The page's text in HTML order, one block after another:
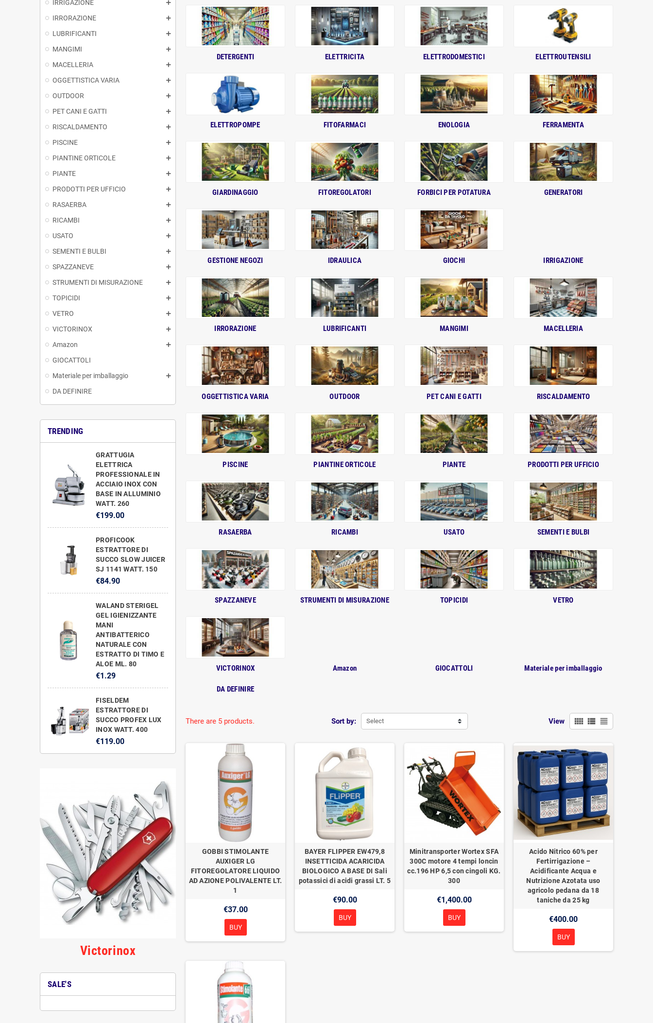
IRRIGAZIONE
IRRORAZIONE
LUBRIFICANTI
MANGIMI
MACELLERIA
OGGETTISTICA VARIA
OUTDOOR
PET CANI E GATTI
RISCALDAMENTO
PISCINE
PIANTINE ORTICOLE
PIANTE
PRODOTTI PER UFFICIO
RASAERBA
RICAMBI
USATO
SEMENTI E BULBI
SPAZZANEVE
STRUMENTI DI MISURAZIONE
TOPICIDI
VETRO
VICTORINOX
Amazon
GIOCATTOLI
Materiale per imballaggio
DA DEFINIRE
TRENDING
GRATTUGIA
ELETTRICA
PROFESSIONALE IN
ACCIAIO INOX CON
BASE IN ALLUMINIO
WATT. 260
€199.00
PROFICOOK
ESTRATTORE DI
SUCCO SLOW JUICER
SJ 1141 WATT. 150
€84.90
WALAND STERIGEL
GEL IGIENIZZANTE
MANI
ANTIBATTERICO
NATURALE CON
ESTRATTO DI TIMO E
ALOE ML. 80
€1.29
FISELDEM
ESTRATTORE DI
SUCCO PROFEX LUX
INOX WATT. 400
€119.00
Victorinox
SALE'S
DETERGENTI ELETTRICITA ELETTRODOMESTICI ELETTROUTENSILI
ELETTROPOMPE FITOFARMACI ENOLOGIA FERRAMENTA
GIARDINAGGIO FITOREGOLATORI FORBICI PER POTATURA GENERATORI
GESTIONE NEGOZI IDRAULICA GIOCHI IRRIGAZIONE
IRRORAZIONE LUBRIFICANTI MANGIMI MACELLERIA
OGGETTISTICA VARIA OUTDOOR PET CANI E GATTI RISCALDAMENTO
PISCINE PIANTINE ORTICOLE PIANTE PRODOTTI PER UFFICIO
RASAERBA RICAMBI USATO SEMENTI E BULBI
SPAZZANEVE STRUMENTI DI MISURAZIONE TOPICIDI VETRO
VICTORINOX Amazon GIOCATTOLI Materiale per imballaggio
DA DEFINIRE
Sort by: Select View view_comfy view_list view_headline
There are 5 products.
GOBBI STIMOLANTE
AUXIGER LG
FITOREGOLATORE LIQUIDO
AD AZIONE POLIVALENTE LT.
1
€37.00
BUY
BAYER FLIPPER EW479,8
INSETTICIDA ACARICIDA
BIOLOGICO A BASE DI Sali
potassici di acidi grassi LT. 5
€90.00
BUY
Minitransporter Wortex SFA
300C motore 4 tempi loncin
cc.196 HP 6,5 con cingoli KG.
300
€1,400.00
BUY
Acido Nitrico 60% per
Fertirrigazione –
Acidificante Acqua e
Nutrizione Azotata uso
agricolo pedana da 18
taniche da 25 kg
€400.00
BUY